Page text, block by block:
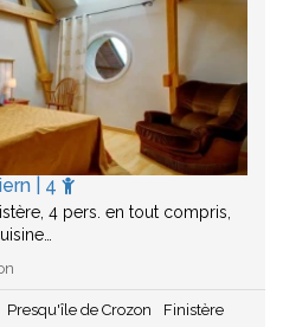
| 4
4 pers. en tout compris,
Presqu'île de Crozon
Finistère